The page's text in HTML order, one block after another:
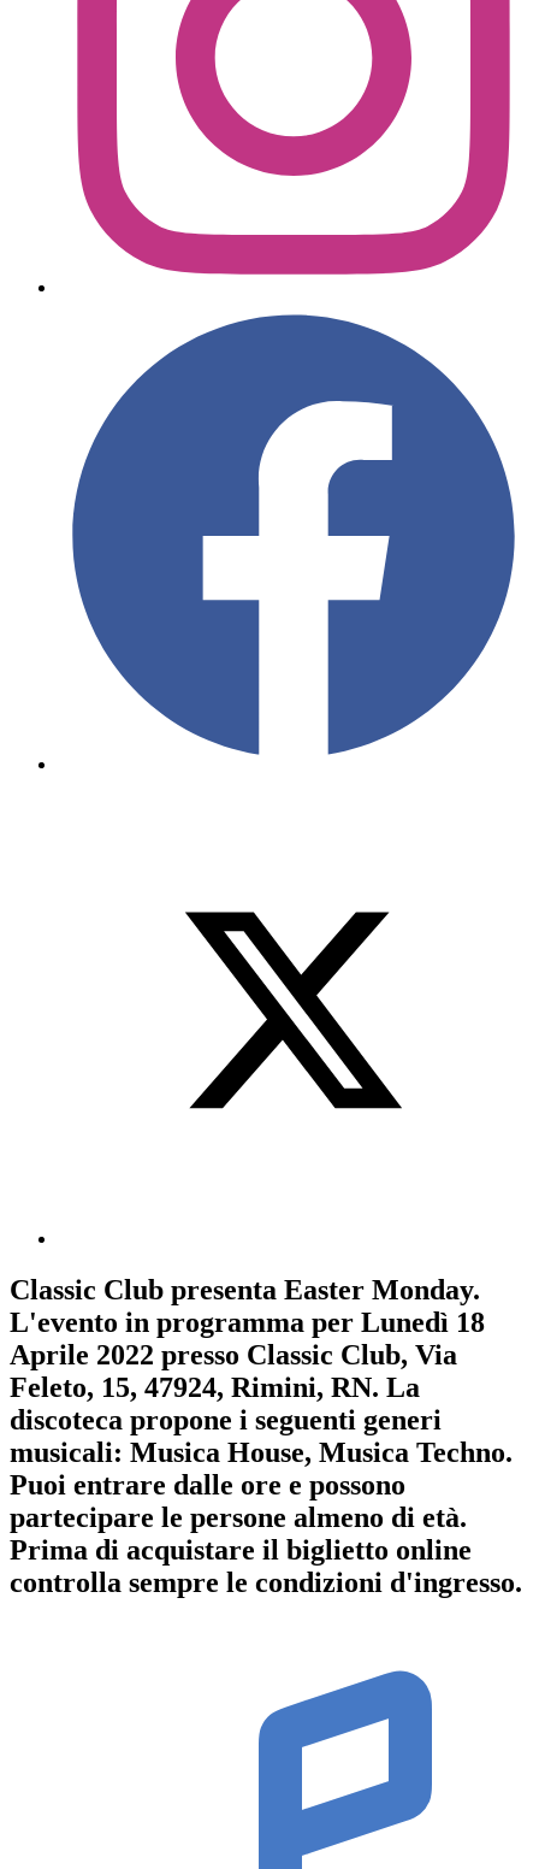
Classic Club presenta Easter Monday.
L'evento in programma per Lunedì 18
Aprile 2022 presso Classic Club, Via
Feleto, 15, 47924, Rimini, RN. La
discoteca propone i seguenti generi
musicali: Musica House, Musica Techno.
Puoi entrare dalle ore e possono
partecipare le persone almeno di età.
Prima di acquistare il biglietto online
controlla sempre le condizioni d'ingresso.